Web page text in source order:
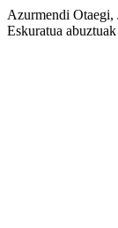
Azurmendi Otaegi,
Eskuratua